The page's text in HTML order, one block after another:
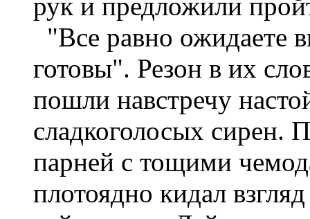
"Все равно ожидаете
готовы". Резон в их
пошли навстречу
сладкоголосых сирен.
парней с тощими
плотоядно кидал